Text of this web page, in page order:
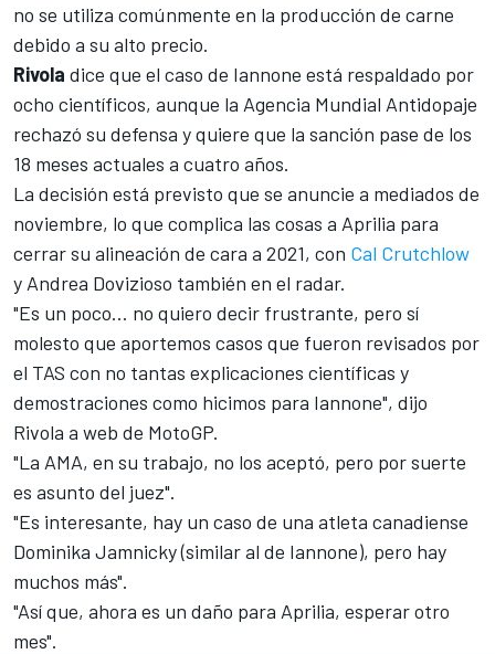
no se utiliza comúnmente en la producción de carne
debido a su alto precio.
Rivola dice que el caso de Iannone está respaldado por
ocho científicos, aunque la Agencia Mundial Antidopaje
rechazó su defensa y quiere que la sanción pase de los
18 meses actuales a cuatro años.
La decisión está previsto que se anuncie a mediados de
noviembre, lo que complica las cosas a Aprilia para
cerrar su alineación de cara a 2021, con Cal Crutchlow
y Andrea Dovizioso también en el radar.
"Es un poco... no quiero decir frustrante, pero sí
molesto que aportemos casos que fueron revisados por
el TAS con no tantas explicaciones científicas y
demostraciones como hicimos para Iannone", dijo
Rivola a web de MotoGP.
"La AMA, en su trabajo, no los aceptó, pero por suerte
es asunto del juez".
"Es interesante, hay un caso de una atleta canadiense
Dominika Jamnicky (similar al de Iannone), pero hay
muchos más".
"Así que, ahora es un daño para Aprilia, esperar otro
mes".